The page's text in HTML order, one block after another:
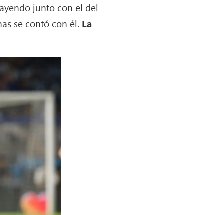
junto con el del
se contó con él. La